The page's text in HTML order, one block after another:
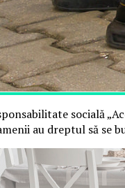
socială
au dreptul să se